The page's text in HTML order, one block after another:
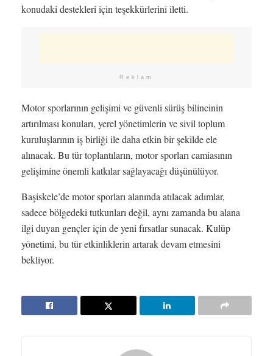
konudaki destekleri için teşekkürlerini iletti.
Reklam
Motor sporlarının gelişimi ve güvenli sürüş bilincinin
artırılması konuları, yerel yönetimlerin ve sivil toplum
kuruluşlarının iş birliği ile daha etkin bir şekilde ele
alınacak. Bu tür toplantıların, motor sporları camiasının
gelişimine önemli katkılar sağlayacağı düşünülüyor.
Başiskele’de motor sporları alanında atılacak adımlar,
sadece bölgedeki tutkunları değil, aynı zamanda bu alana
ilgi duyan gençler için de yeni fırsatlar sunacak. Kulüp
yönetimi, bu tür etkinliklerin artarak devam etmesini
bekliyor.